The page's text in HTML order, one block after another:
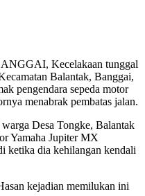
Kecelakaan tunggal
Balantak, Banggai,
pengendara sepeda motor
menabrak pembatas jalan.
Desa Tongke, Balantak
Yamaha Jupiter MX
ketika dia kehilangan kendali
kejadian memilukan ini